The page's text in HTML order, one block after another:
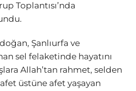
Toplantısı’nda
Şanlıurfa ve
sel felaketinde hayatını
Allah’tan rahmet, selden
üstüne afet yaşayan